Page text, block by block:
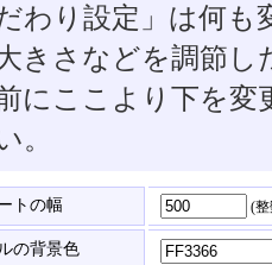
わり設定」は何
きさなどを調節
にここより下を
。
トの幅 (
の背景色